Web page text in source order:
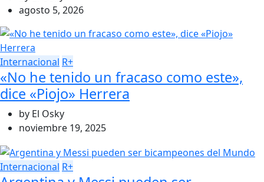
agosto 5, 2026
Internacional R+
«No he tenido un fracaso como este»,
dice «Piojo» Herrera
by El Osky
noviembre 19, 2025
Internacional R+